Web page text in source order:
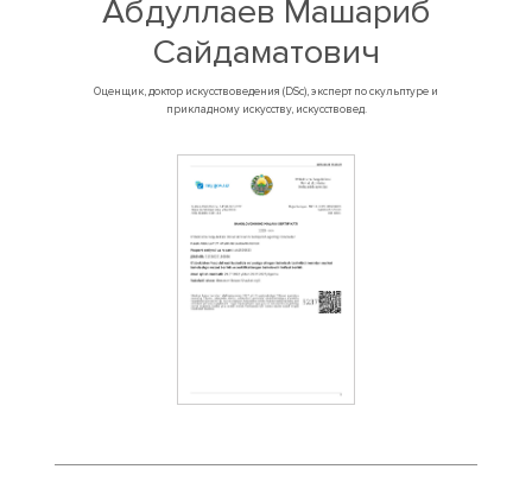
Абдуллаев Машариб
Сайдаматович
Оценщик, доктор искусствоведения (DSc), эксперт по скульптуре и
прикладному искусству, искусствовед.